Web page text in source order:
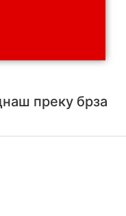
преку брза